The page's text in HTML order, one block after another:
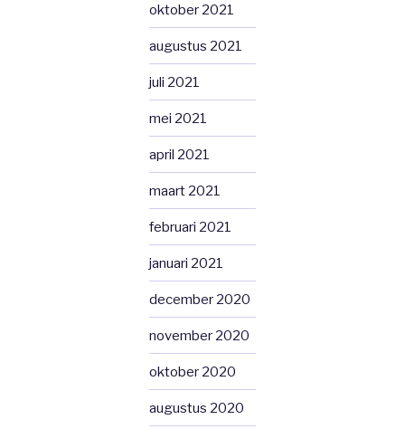
oktober 2021
augustus 2021
juli 2021
mei 2021
april 2021
maart 2021
februari 2021
januari 2021
december 2020
november 2020
oktober 2020
augustus 2020